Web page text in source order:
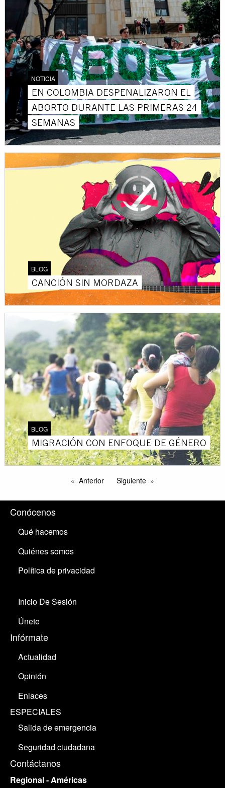
NOTICIA
EN COLOMBIA DESPENALIZARON EL
ABORTO DURANTE LAS PRIMERAS 24
SEMANAS
BLOG
CANCIÓN SIN MORDAZA
BLOG
MIGRACIÓN CON ENFOQUE DE GÉNERO
Anterior Siguiente
Conócenos
Qué hacemos
Quiénes somos
Política de privacidad
Inicio De Sesión
Únete
Infórmate
Actualidad
Opinión
Enlaces
ESPECIALES
Salida de emergencia
Seguridad ciudadana
Contáctanos
Regional - Américas